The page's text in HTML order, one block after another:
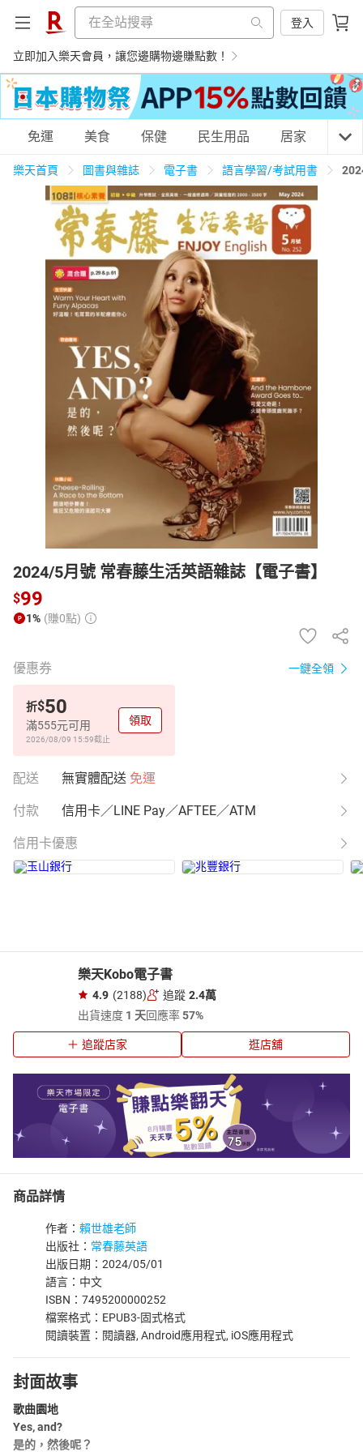
登入
立即加入樂天會員，讓您邊購物邊賺點數！
購物網分類
天天免運 美食蛋糕 養生保健 民生用品
居家生活 3C家電 運動休閒
男裝 化妝保養
日本購物 電子/紙本書
HOT
免運 美食 保健 民生用品 居家 3C
樂天首頁 圖書與雜誌 電子書 語言學習/考試用書
2024/5月號 常春藤生活英語雜誌【電子書】
$99
1% (賺0點)
優惠券 一鍵全領
折$50
滿555元可用
2026/08/09 15:59截止
領取
配送 無實體配送 免運
付款 信用卡／LINE Pay／AFTEE／ATM
信用卡優惠
樂天Kobo電子書
4.9 (2188) 追蹤 2.4萬
出貨速度 1 天回應率57%
追蹤店家 逛店舖
商品詳情
作者： 賴世雄老師
出版社： 常春藤英語
出版日期：2024/05/01
語言：中文
ISBN：7495200000252
檔案格式：EPUB3-固式格式
閱讀裝置：閱讀器, Android應用程式, iOS應用程式
封面故事
歌曲園地
Yes, and?
是的，然後呢？